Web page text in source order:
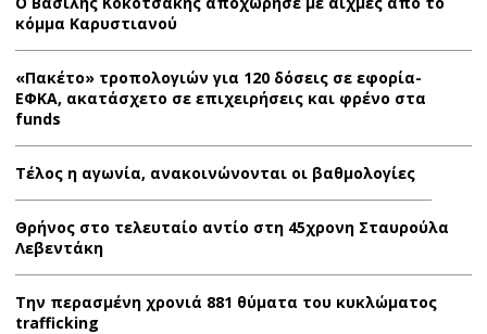
κόμμα Καρυστιανού
«Πακέτο» τροπολογιών για 120 δόσεις σε εφορία-
ΕΦΚΑ, ακατάσχετο σε επιχειρήσεις και φρένο στα
funds
Τέλος η αγωνία, ανακοινώνονται οι βαθμολογίες
Θρήνος στο τελευταίο αντίο στη 45χρονη Σταυρούλα
Λεβεντάκη
Την περασμένη χρονιά 881 θύματα του κυκλώματος
trafficking